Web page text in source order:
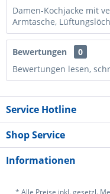
Damen-Kochjacke mit
Armtasche,
Bewertungen
0
Bewertungen lesen,
Service Hotline
Shop Service
Informationen